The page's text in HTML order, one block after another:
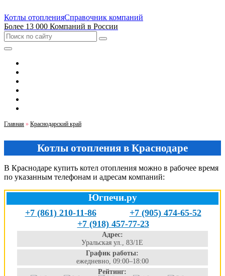
Котлы отопленияСправочник компаний
Более 13 000 Компаний в России
Главная » Краснодарский край
Котлы отопления в Краснодаре
В Краснодаре купить котел отопления можно в рабочее время
по указанным телефонам и адресам компаний:
Югпечи.ру
+7 (861) 210-11-86
+7 (905) 474-65-52
+7 (918) 457-77-23
Адрес:
Уральская ул., 83/1Е
График работы:
ежедневно, 09:00–18:00
Рейтинг: